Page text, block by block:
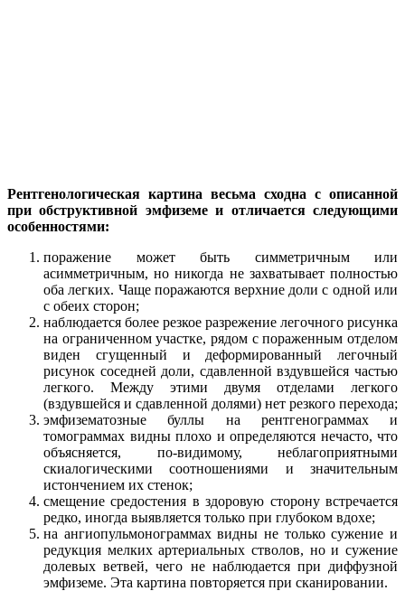
Рентгенологическая картина весьма сходна с описанной
при обструктивной эмфиземе и отличается следующими
особенностями:
поражение может быть симметричным или
асимметричным, но никогда не захватывает полностью
оба легких. Чаще поражаются верхние доли с одной или
с обеих сторон;
наблюдается более резкое разрежение легочного рисунка
на ограниченном участке, рядом с пораженным отделом
виден сгущенный и деформированный легочный
рисунок соседней доли, сдавленной вздувшейся частью
легкого. Между этими двумя отделами легкого
(вздувшейся и сдавленной долями) нет резкого перехода;
эмфизематозные буллы на рентгенограммах и
томограммах видны плохо и определяются нечасто, что
объясняется, по-видимому, неблагоприятными
скиалогическими соотношениями и значительным
истончением их стенок;
смещение средостения в здоровую сторону встречается
редко, иногда выявляется только при глубоком вдохе;
на ангиопульмонограммах видны не только сужение и
редукция мелких артериальных стволов, но и сужение
долевых ветвей, чего не наблюдается при диффузной
эмфиземе. Эта картина повторяется при сканировании.